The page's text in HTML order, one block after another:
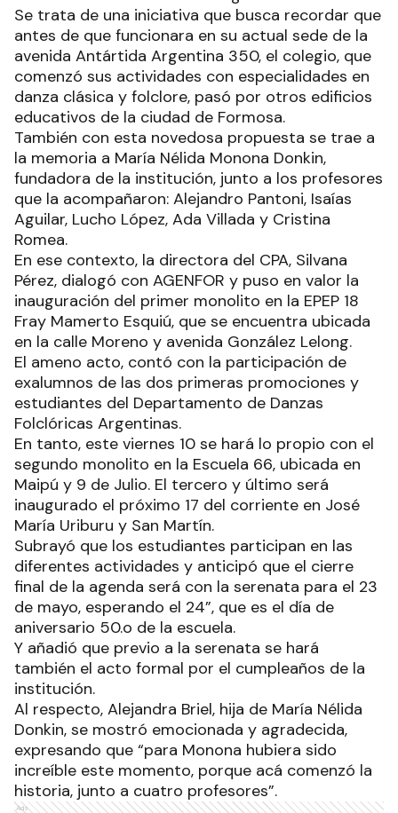
Se trata de una iniciativa que busca recordar que
antes de que funcionara en su actual sede de la
avenida Antártida Argentina 350, el colegio, que
comenzó sus actividades con especialidades en
danza clásica y folclore, pasó por otros edificios
educativos de la ciudad de Formosa.
También con esta novedosa propuesta se trae a
la memoria a María Nélida Monona Donkin,
fundadora de la institución, junto a los profesores
que la acompañaron: Alejandro Pantoni, Isaías
Aguilar, Lucho López, Ada Villada y Cristina
Romea.
En ese contexto, la directora del CPA, Silvana
Pérez, dialogó con AGENFOR y puso en valor la
inauguración del primer monolito en la EPEP 18
Fray Mamerto Esquiú, que se encuentra ubicada
en la calle Moreno y avenida González Lelong.
El ameno acto, contó con la participación de
exalumnos de las dos primeras promociones y
estudiantes del Departamento de Danzas
Folclóricas Argentinas.
En tanto, este viernes 10 se hará lo propio con el
segundo monolito en la Escuela 66, ubicada en
Maipú y 9 de Julio. El tercero y último será
inaugurado el próximo 17 del corriente en José
María Uriburu y San Martín.
Subrayó que los estudiantes participan en las
diferentes actividades y anticipó que el cierre
final de la agenda será con la serenata para el 23
de mayo, esperando el 24”, que es el día de
aniversario 50.o de la escuela.
Y añadió que previo a la serenata se hará
también el acto formal por el cumpleaños de la
institución.
Al respecto, Alejandra Briel, hija de María Nélida
Donkin, se mostró emocionada y agradecida,
expresando que “para Monona hubiera sido
increíble este momento, porque acá comenzó la
historia, junto a cuatro profesores”.
Ads